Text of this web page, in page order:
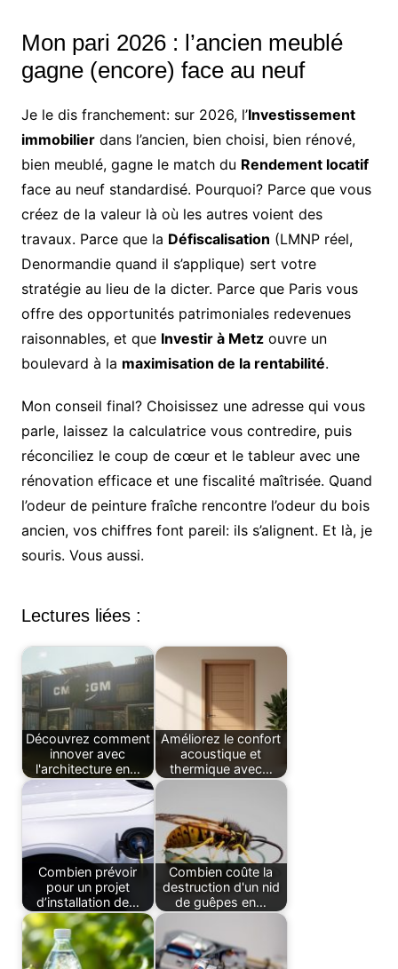
Mon pari 2026 : l’ancien meublé
gagne (encore) face au neuf
Je le dis franchement: sur 2026, l’Investissement
immobilierdans l’ancien, bien choisi, bien rénové,
bien meublé, gagne le match du Rendement locatif
face au neuf standardisé. Pourquoi? Parce que vous
créez de la valeur là où les autres voient des
travaux. Parce que la Défiscalisation (LMNP réel,
Denormandie quand il s’applique) sert votre
stratégie au lieu de la dicter. Parce que Paris vous
offre des opportunités patrimoniales redevenues
raisonnables, et que Investir à Metzouvre un
boulevard à la maximisation de la rentabilité.
Mon conseil final? Choisissez une adresse qui vous
parle, laissez la calculatrice vous contredire, puis
réconciliez le coup de cœur et le tableur avec une
rénovation efficace et une fiscalité maîtrisée. Quand
l’odeur de peinture fraîche rencontre l’odeur du bois
ancien, vos chiffres font pareil: ils s’alignent. Et là, je
souris. Vous aussi.
Lectures liées :
Découvrez comment
innover avec
l'architecture en…
Améliorez le confort
acoustique et
thermique avec…
Combien prévoir
pour un projet
d’installation de…
Combien coûte la
destruction d'un nid
de guêpes en…